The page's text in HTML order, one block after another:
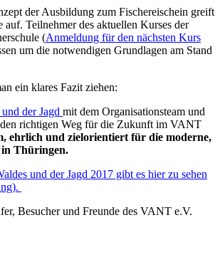
der Ausbildung zum Fischereischein greift
auf. Teilnehmer des aktuellen Kurses der
(Anmeldung für den nächsten Kurs
um die notwendigen Grundlagen am Stand
ein klares Fazit ziehen:
der Jagd mit dem Organisationsteam und
richtigen Weg für die Zukunft im VANT
ehrlich und zielorientiert für die moderne,
in Thüringen.
und der Jagd 2017 gibt es hier zu sehen
Besucher und Freunde des VANT e.V.